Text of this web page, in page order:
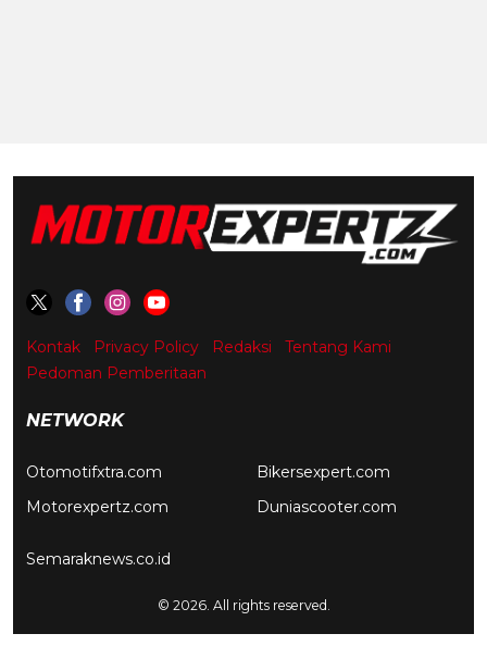
Kontak Privacy Policy Redaksi
Tentang Kami
Pedoman Pemberitaan
NETWORK
Otomotifxtra.com
Motorexpertz.com
Bikersexpert.com
Duniascooter.com
Semaraknews.co.id
© 2026. All rights reserved.